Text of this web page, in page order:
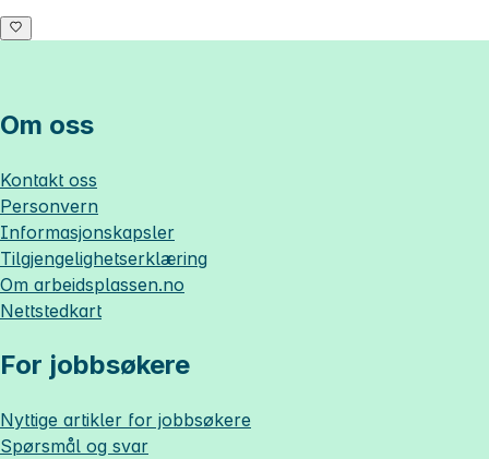
Om oss
Kontakt oss
Personvern
Informasjonskapsler
Tilgjengelighetserklæring
Om arbeidsplassen.no
Nettstedkart
For jobbsøkere
Nyttige artikler for jobbsøkere
Spørsmål og svar